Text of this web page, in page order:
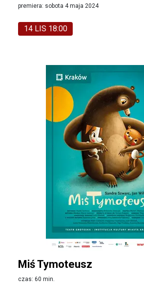
premiera: sobota 4 maja 2024
14 LIS 18:00
Miś Tymoteusz
czas: 60 min.